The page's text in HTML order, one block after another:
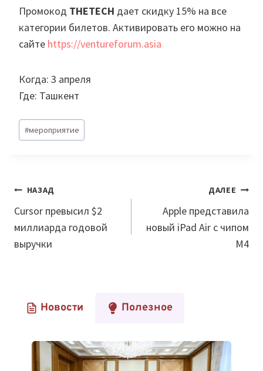
Промокод THETECH дает скидку 15% на все
категории билетов. Активировать его можно на
сайте https://ventureforum.asia
Когда: 3 апреля
Где: Ташкент
Метки
записи:
#мероприятие
Навигация
по
записям
НАЗАД
Cursor превысил $2
миллиарда годовой
выручки
ДАЛЕЕ
Apple представила
новый iPad Air с чипом
M4
Новости Полезное